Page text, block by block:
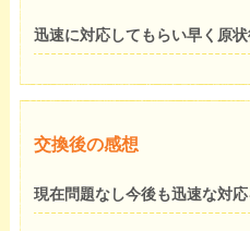
迅速に対応してもらい早く原
交換後の感想
現在問題なし今後も迅速な対